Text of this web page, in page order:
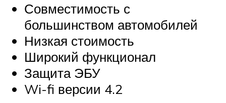
Совместимость с
большинством автомобилей
Низкая стоимость
Широкий функционал
Защита ЭБУ
Wi-fi версии 4.2